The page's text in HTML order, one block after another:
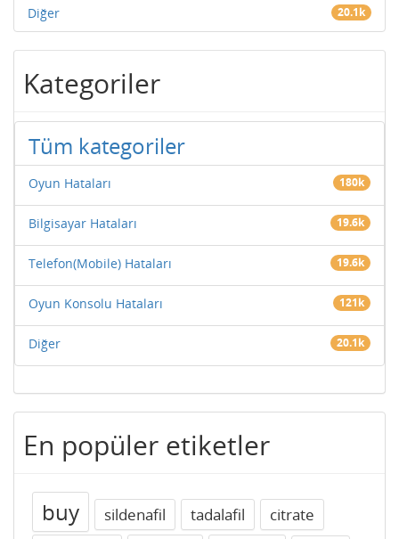
Diğer 20.1k
Kategoriler
Tüm kategoriler
Oyun Hataları 180k
Bilgisayar Hataları 19.6k
Telefon(Mobile) Hataları 19.6k
Oyun Konsolu Hataları 121k
Diğer 20.1k
En popüler etiketler
buy sildenafil tadalafil
citrate